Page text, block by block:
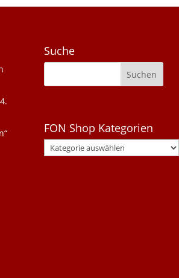
4.
Suche
FON Shop Kategorien